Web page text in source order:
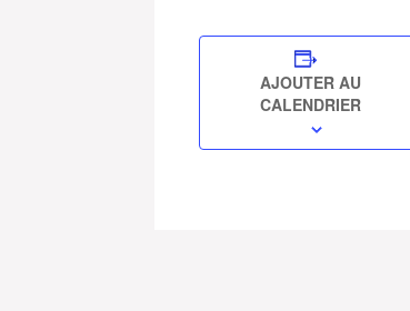
AJOUTER AU
CALENDRIER